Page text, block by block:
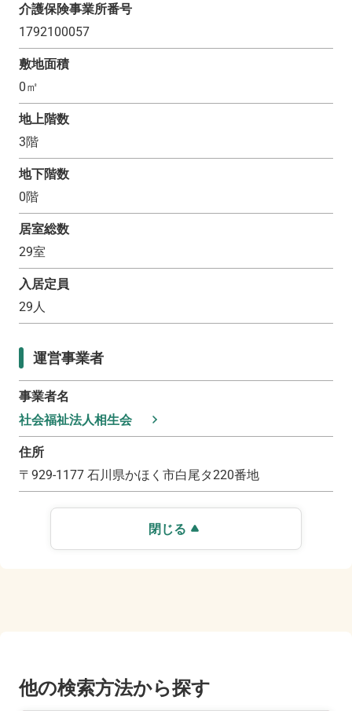
介護保険事業所番号
1792100057
敷地面積
0㎡
地上階数
3階
地下階数
0階
居室総数
29室
入居定員
29人
運営事業者
事業者名
社会福祉法人相生会
住所
〒 929-1177 石川県かほく市白尾タ220番地
閉じる
他の検索方法から探す